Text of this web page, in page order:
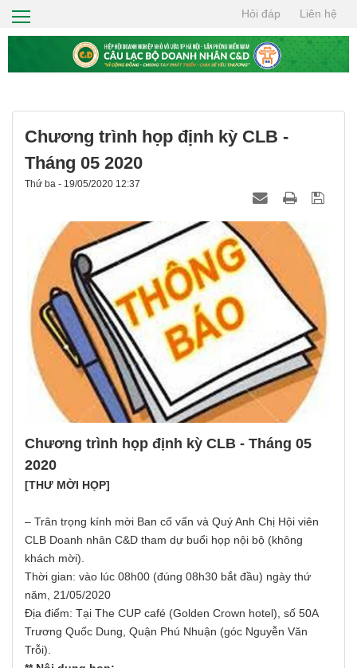
Hỏi đáp Liên hệ
CƠ HỘI GIAO THƯƠNG
TÌM KIẾM
LIÊN HỆ
Chương trình họp định kỳ CLB -
Tháng 05 2020
Thứ ba - 19/05/2020 12:37
Chương trình họp định kỳ CLB - Tháng 05
2020
[THƯ MỜI HỌP]
– Trân trọng kính mời Ban cố vấn và Quý Anh Chị Hội viên
CLB Doanh nhân C&D tham dự buổi họp nội bộ (không
khách mời).
Thời gian: vào lúc 08h00 (đúng 08h30 bắt đầu) ngày thứ
năm, 21/05/2020
Địa điểm: Tại The CUP café (Golden Crown hotel), số 50A
Trương Quốc Dung, Quận Phú Nhuận (góc Nguyễn Văn
Trỗi).